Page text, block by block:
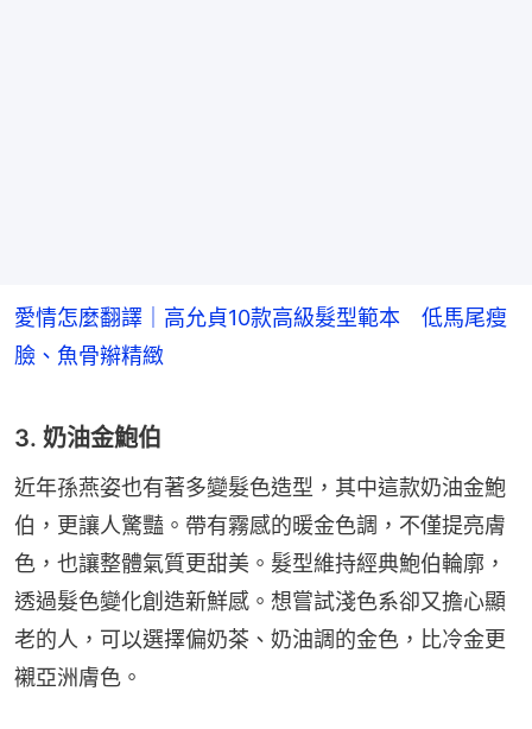
愛情怎麼翻譯｜高允貞10款高級髮型範本 低馬尾瘦
臉、魚骨辮精緻
3. 奶油金鮑伯
近年孫燕姿也有著多變髮色造型，其中這款奶油金鮑
伯，更讓人驚豔。帶有霧感的暖金色調，不僅提亮膚
色，也讓整體氣質更甜美。髮型維持經典鮑伯輪廓，
透過髮色變化創造新鮮感。想嘗試淺色系卻又擔心顯
老的人，可以選擇偏奶茶、奶油調的金色，比冷金更
襯亞洲膚色。